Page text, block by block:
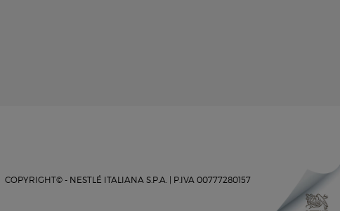
COPYRIGHT© - NESTLÉ ITALIANA S.P.A. | P.IVA 00777280157